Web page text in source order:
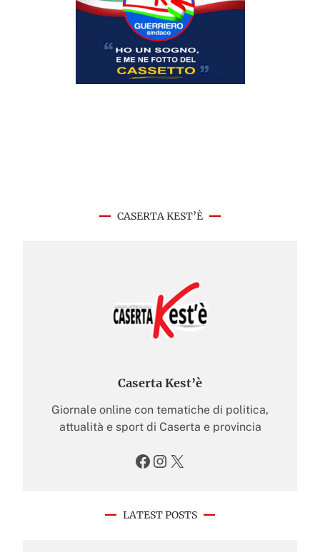
CASERTA KEST’È
Caserta Kest’è
Giornale online con tematiche di politica,
attualità e sport di Caserta e provincia
Facebook Instagram X
LATEST POSTS